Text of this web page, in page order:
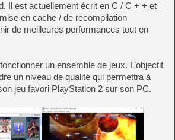
Il est actuellement écrit en C / C + + et
en cache / de recompilation
de meilleures performances tout en
un ensemble de jeux. L’objectif
un niveau de qualité qui permettra à
jeu favori PlayStation 2 sur son PC.